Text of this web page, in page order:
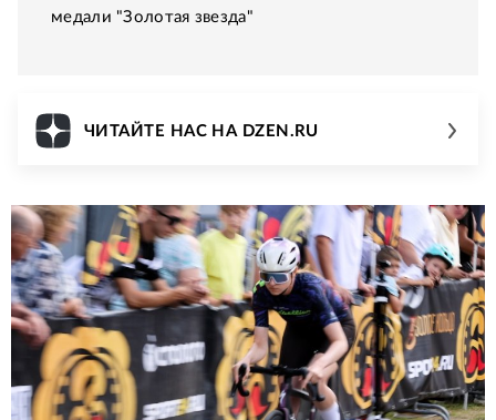
медали "Золотая звезда"
ЧИТАЙТЕ НАС НА DZEN.RU